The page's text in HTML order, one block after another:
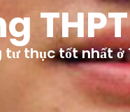
thục tốt nhất ở